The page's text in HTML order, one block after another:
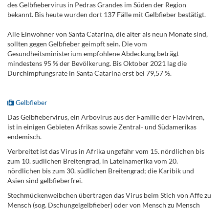
des Gelbfiebervirus in Pedras Grandes im Süden der Region
bekannt. Bis heute wurden dort 137 Fälle mit Gelbfieber bestätigt.
Alle Einwohner von Santa Catarina, die älter als neun Monate sind,
sollten gegen Gelbfieber geimpft sein. Die vom
Gesundheitsministerium empfohlene Abdeckung beträgt
mindestens 95 % der Bevölkerung. Bis Oktober 2021 lag die
Durchimpfungsrate in Santa Catarina erst bei 79,57 %.
Gelbfieber
Das Gelbfiebervirus, ein Arbovirus aus der Familie der Flaviviren,
ist in einigen Gebieten Afrikas sowie Zentral- und Südamerikas
endemisch.
Verbreitet ist das Virus in Afrika ungefähr vom 15. nördlichen bis
zum 10. südlichen Breitengrad, in Lateinamerika vom 20.
nördlichen bis zum 30. südlichen Breitengrad; die Karibik und
Asien sind gelbfieberfrei.
Stechmückenweibchen übertragen das Virus beim Stich von Affe zu
Mensch (sog. Dschungelgelbfieber) oder von Mensch zu Mensch